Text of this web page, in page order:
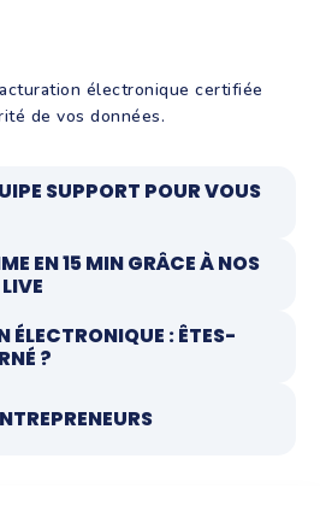
électronique certifiée
de vos données.
SUPPORT POUR VOUS
EN 15 MIN GRÂCE À NOS
ÉLECTRONIQUE : ÊTES-
?